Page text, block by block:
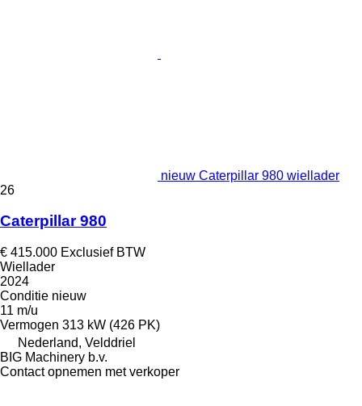
nieuw Caterpillar 980 wiellader
26
Caterpillar 980
€ 415.000 Exclusief BTW
Wiellader
2024
Conditie nieuw
11 m/u
Vermogen 313 kW (426 PK)
Nederland, Velddriel
BIG Machinery b.v.
Contact opnemen met verkoper